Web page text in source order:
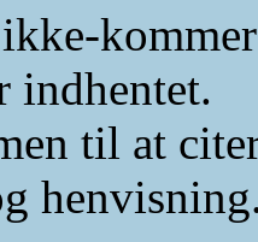
indhentet.
til at